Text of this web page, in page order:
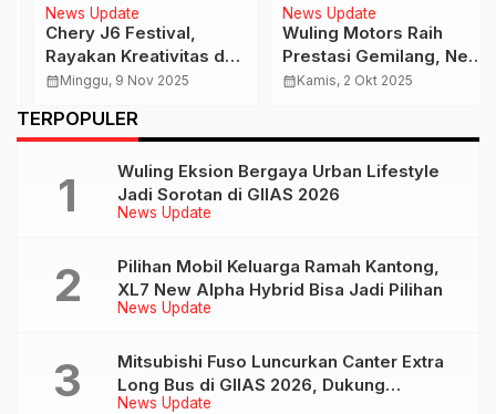
News Update
Chery J6 Festival,
Rayakan Kreativitas dan
Semangat Pemilik SUV
Minggu, 9 Nov 2025
News Update
Wuling Motors Raih
Prestasi Gemilang, New
BinguoEV Gondol
the Year’
Kamis, 2 Okt 2025
…
TERPOPULER
News Update
Wuling Eksion Bergaya Urban Lifestyle
Jadi Sorotan di GIIAS 2026
News Update
Pilihan Mobil Keluarga Ramah Kantong,
XL7 New Alpha Hybrid Bisa Jadi Pilihan
News Update
Mitsubishi Fuso Luncurkan Canter Extra
Long Bus di GIIAS 2026, Dukung
Mobilitas Pariwisata Indonesia